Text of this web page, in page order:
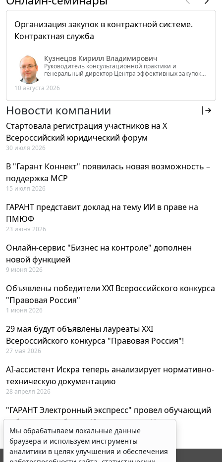
Организация закупок в контрактной системе.
Контрактная служба
Кузнецов Кирилл Владимирович
Руководитель консультационной практики и
генеральный директор Центра эффективных закупок
РФ
10 августа 2026
Новости компании
Стартовала регистрация участников на X
Всероссийский юридический форум
30 июля 2026
В "Гарант Коннект" появилась новая возможность –
поддержка MCP
15 июля 2026
ГАРАНТ представит доклад на тему ИИ в праве на
ПМЮФ
23 июня 2026
Онлайн-сервис "Бизнес на контроле" дополнен
новой функцией
9 июня 2026
Объявлены победители XXI Всероссийского конкурса
"Правовая Россия"
1 июня 2026
29 мая будут объявлены лауреаты XXI
Всероссийского конкурса "Правовая Россия"!
27 мая 2026
AI-ассистент Искра теперь анализирует нормативно-
техническую документацию
28 апреля 2026
"ГАРАНТ Электронный экспресс" провел обучающий
вебинар по работе с AI-ассистентом Искра
23 апреля 2026
Мы обрабатываем локальные данные
браузера и используем инструменты
аналитики в целях улучшения и обеспечения